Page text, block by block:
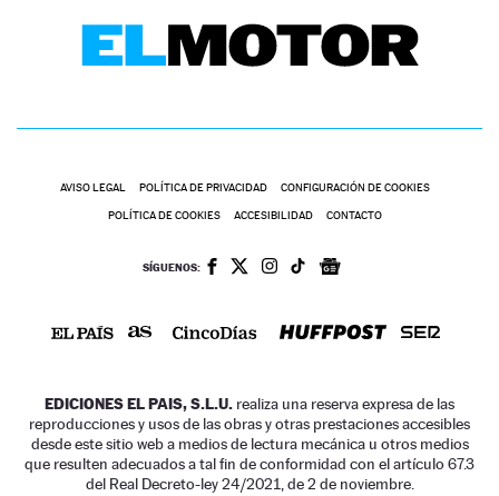
AVISO LEGAL POLÍTICA DE PRIVACIDAD CONFIGURACIÓN DE COOKIES
POLÍTICA DE COOKIES ACCESIBILIDAD CONTACTO
SÍGUENOS:
EDICIONES EL PAIS, S.L.U. realiza una reserva expresa de las
reproducciones y usos de las obras y otras prestaciones accesibles
desde este sitio web a medios de lectura mecánica u otros medios
que resulten adecuados a tal fin de conformidad con el artículo 67.3
del Real Decreto-ley 24/2021, de 2 de noviembre.